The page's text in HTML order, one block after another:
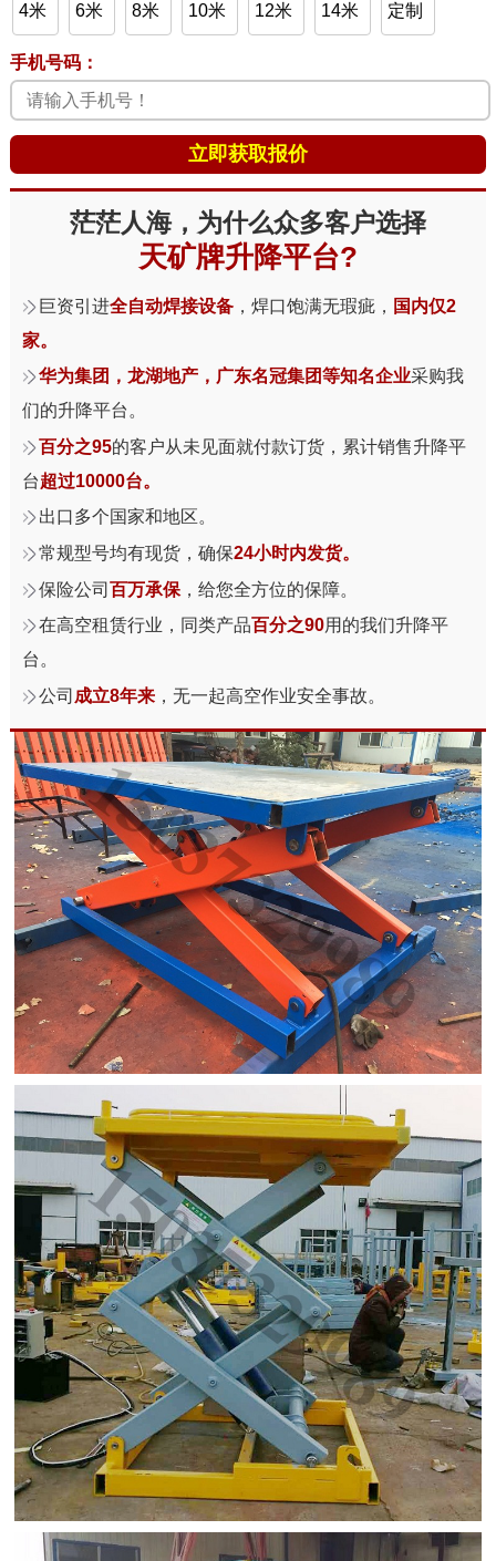
4米 6米 8米 10米 12米 14米 定制
手机号码：
茫茫人海，为什么众多客户选择
天矿牌升降平台?
巨资引进全自动焊接设备 ，焊口饱满无瑕疵， 国内仅2
家。
华为集团，龙湖地产，广东名冠集团等知名企业采购我
们的升降平台。
百分之95的客户从未见面就付款订货，累计销售升降平
台超过10000台。
出口多个国家和地区。
常规型号均有现货，确保24小时内发货。
保险公司百万承保 ，给您全方位的保障。
在高空租赁行业，同类产品百分之90用的我们升降平
台。
公司 成立8年来 ，无一起高空作业安全事故。